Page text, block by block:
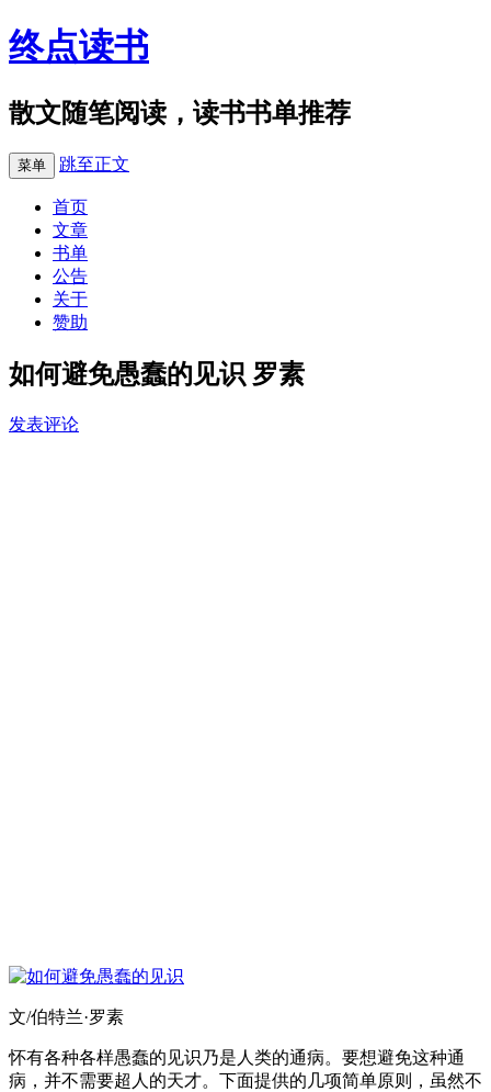
终点读书
散文随笔阅读，读书书单推荐
菜单 跳至正文
首页
文章
书单
公告
关于
赞助
如何避免愚蠢的见识 罗素
发表评论
文/伯特兰·罗素
怀有各种各样愚蠢的见识乃是人类的通病。要想避免这种通
病，并不需要超人的天才。下面提供的几项简单原则，虽然不